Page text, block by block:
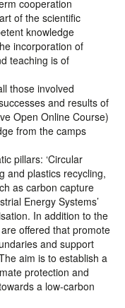
cooperation
of the scientific
knowledge
incorporation of
teaching is of
those involved
and results of
Open Online Course)
from the camps
pillars: ‘Circular
and plastics recycling,
as carbon capture
Energy Systems’
In addition to the
offered that promote
and support
aim is to establish a
protection and
a low-carbon